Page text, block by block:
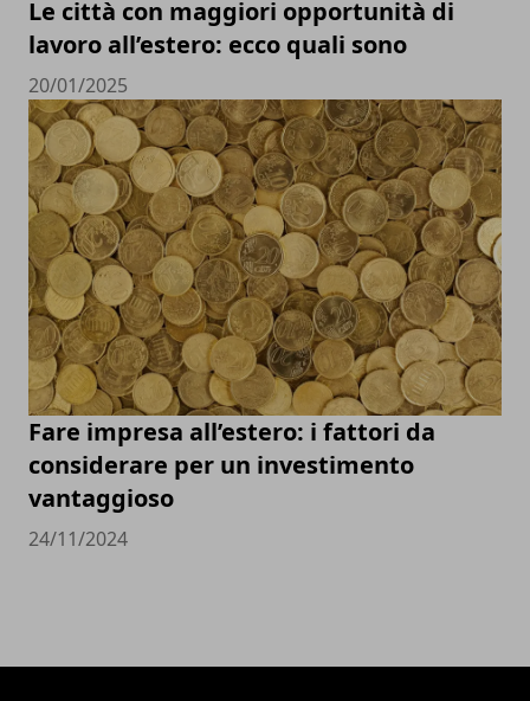
Le città con maggiori opportunità di
lavoro all’estero: ecco quali sono
20/01/2025
Fare impresa all’estero: i fattori da
considerare per un investimento
vantaggioso
24/11/2024